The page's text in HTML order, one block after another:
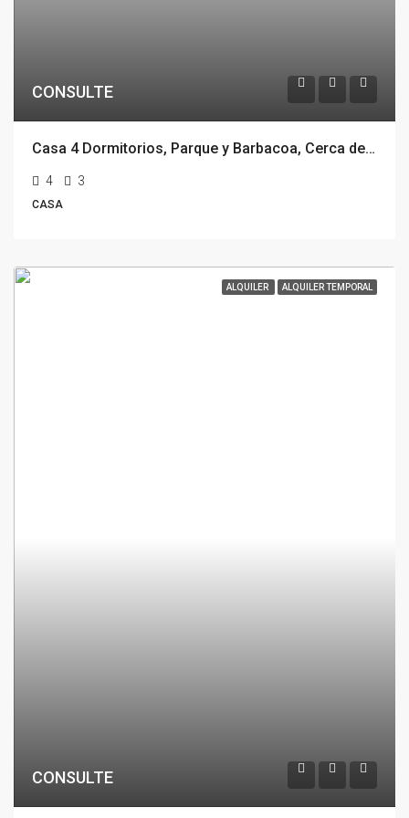
CONSULTE
Casa 4 Dormitorios, Parque y Barbacoa, Cerca del Mar, Rincón Del Indio, Punta Del Este
4 3
CASA
ALQUILER ALQUILER TEMPORAL
CONSULTE